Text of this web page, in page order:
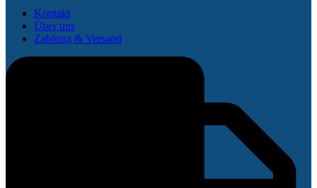
Kontakt
Über uns
Zahlung & Versand